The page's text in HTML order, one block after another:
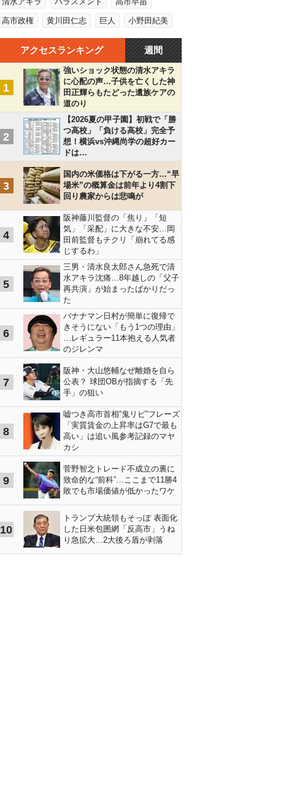
高市政権 黄川田仁志 巨人 小野田紀美
アクセスランキング 週間
1
強いショック状態の清水アキラ
に心配の声…子供を亡くした神
田正輝らもたどった遺族ケアの
道のり
2
【2026夏の甲子園】初戦で「勝
つ高校」「負ける高校」完全予
想！横浜vs沖縄尚学の超好カー
ドは…
3
国内の米価格は下がる一方…“早
場米”の概算金は前年より4割下
回り農家からは悲鳴が
4
阪神藤川監督の「焦り」「短
気」「采配」に大きな不安…岡
田前監督もチクリ「崩れてる感
じするわ」
5
三男・清水良太郎さん急死で清
水アキラ沈痛…8年越しの「父子
再共演」が始まったばかりだっ
た
6
バナナマン日村が簡単に復帰で
きそうにない「もう1つの理由」
…レギュラー11本抱える人気者
のジレンマ
7
阪神・大山悠輔なぜ離婚を自ら
公表？ 球団OBが指摘する「先
手」の狙い
8
嘘つき高市首相“鬼リピ”フレーズ
「実質賃金の上昇率はG7で最も
高い」は追い風参考記録のマヤ
カシ
9
菅野智之トレード不成立の裏に
致命的な“前科”…ここまで11勝4
敗でも市場価値が低かったワケ
10
トランプ大統領もそっぽ 表面化
した日米包囲網「反高市」うね
り急拡大…2大後ろ盾が剥落